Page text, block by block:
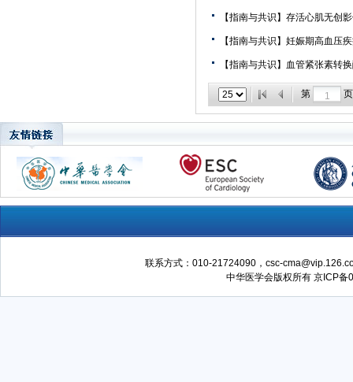
【指南与共识】存活心肌无创
【指南与共识】妊娠期高血压
【指南与共识】血管紧张素转
第
联系方式：010-21724090，csc-
中华医学会版权所有 京ICP备